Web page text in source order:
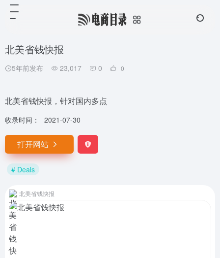
北美省钱快报
5年前发布 23,017 0 0
北美省钱快报，针对国内多点
收录时间： 2021-07-30
打开网站
# Deals
北美省钱快报